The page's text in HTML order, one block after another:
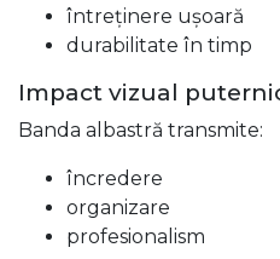
întreținere ușoară
durabilitate în timp
Impact vizual
Banda albastră transmite:
încredere
organizare
profesionalism